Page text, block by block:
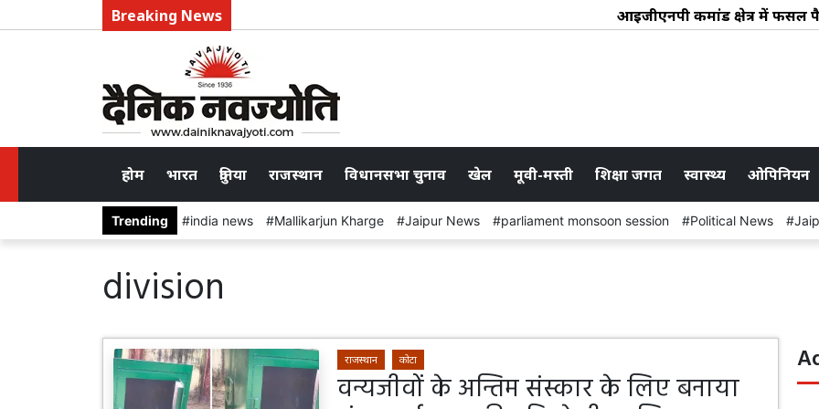
Breaking News आईजीएनपी कमांड क्षेत्र में फसल पैटर्न
होम भारत दुनिया राजस्थान विधानसभा चुनाव खेल मूवी-मस्ती शिक्षा जगत स्वास्थ्य ओपिनियन
Trending india news Mallikarjun Kharge Jaipur News parliament monsoon session Political News
division
राजस्थान कोटा
वन्यजीवों के अन्तिम संस्कार के लिए बनाया